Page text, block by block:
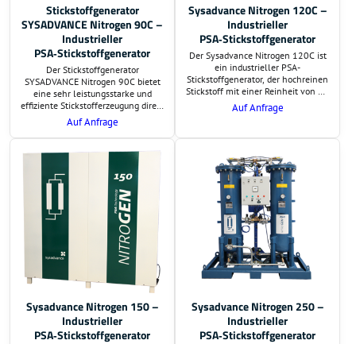
Stickstoffgenerator
SYSADVANCE Nitrogen 90C –
Industrieller
PSA‑Stickstoffgenerator
Der Stickstoffgenerator
SYSADVANCE Nitrogen 90C bietet
eine sehr leistungsstarke und
effiziente Stickstofferzeugung direkt
am Einsatzort. Auf Wunsch
übernehmen wir die Lieferung und
schlüsselfertige Montage. Preis und
Lieferzeit sind auf Anfrage.
Zusätzlich erstellen wir eine
Berechnung der
Investitionsrentabilität.
Auf Anfrage
Sysadvance Nitrogen 120C –
Industrieller
PSA‑Stickstoffgenerator
Der Sysadvance Nitrogen 120C ist
ein industrieller PSA-
Stickstoffgenerator, der hochreinen
Stickstoff mit einer Reinheit von 95
% bis 99,999 % erzeugt. Mit einer
Leistung von bis zu 60,27 m³/h und
bar eignet er sich ideal für
Prozesse.
Auf Anfrage
Sysadvance Nitrogen 150 –
Industrieller
PSA‑Stickstoffgenerator
Sysadvance Nitrogen 250 –
Industrieller
PSA‑Stickstoffgenerator